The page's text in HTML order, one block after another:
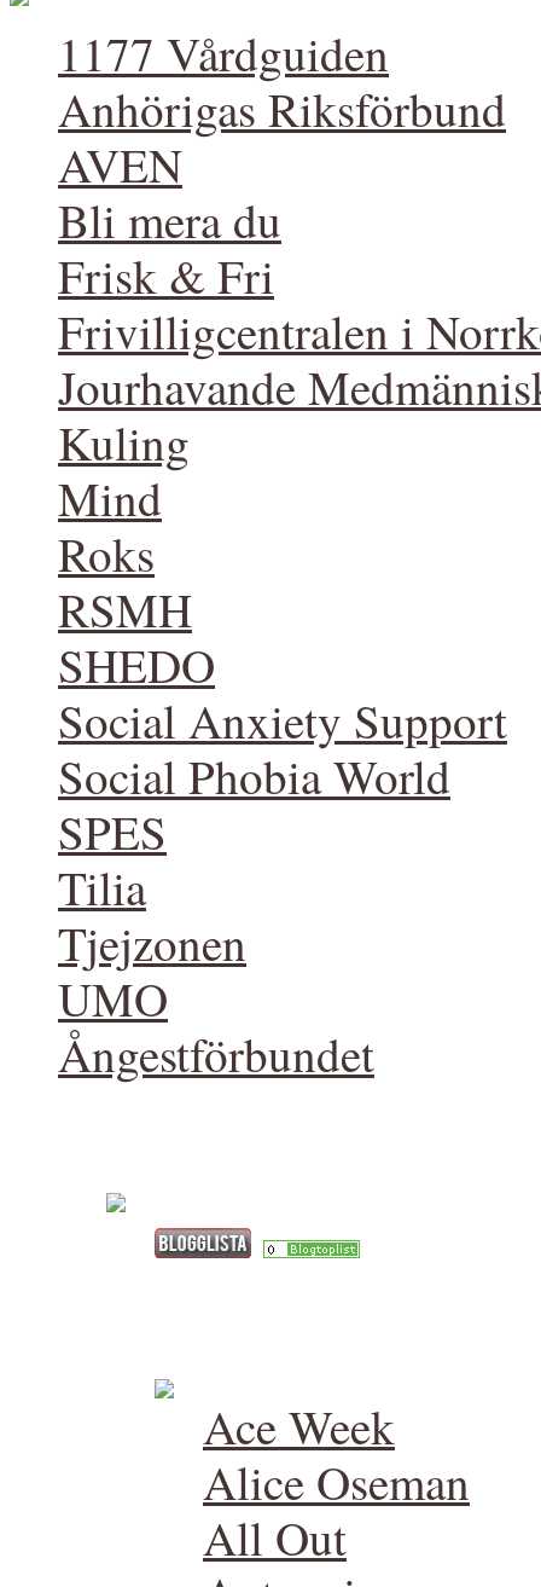
1177 Vårdguiden
Anhörigas Riksförbund
AVEN
Bli mera du
Frisk & Fri
Frivilligcentralen i
Jourhavande
Kuling
Mind
Roks
RSMH
SHEDO
Social Anxiety Support
Social Phobia World
SPES
Tilia
Tjejzonen
UMO
Ångestförbundet
Ace Week
Alice Oseman
All Out